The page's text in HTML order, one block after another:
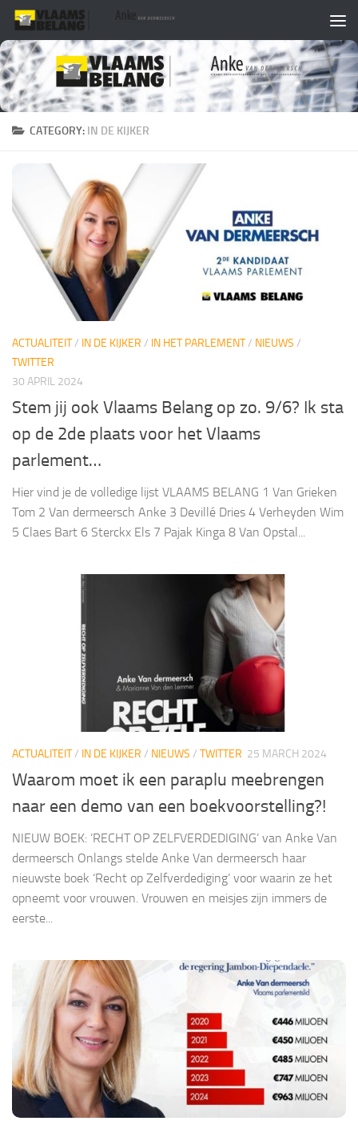
Skip to content
CATEGORY: IN DE KIJKER
ACTUALITEIT/ IN DE KIJKER / IN HET PARLEMENT/ NIEUWS /
TWITTER
30 APRIL 2024
Stem jij ook Vlaams Belang op zo. 9/6? Ik sta
op de 2de plaats voor het Vlaams
parlement…
Hier vind je de volledige lijst VLAAMS BELANG 1 Van Grieken
Tom 2 Van dermeersch Anke 3 Devillé Dries 4 Verheyden Wim
5 Claes Bart 6 Sterckx Els 7 Pajak Kinga 8 Van Opstal...
ACTUALITEIT/ IN DE KIJKER / NIEUWS / TWITTER 25 MARCH 2024
Waarom moet ik een paraplu meebrengen
naar een demo van een boekvoorstelling?!
NIEUW BOEK: ‘RECHT OP ZELFVERDEDIGING’ van Anke Van
dermeersch Onlangs stelde Anke Van dermeersch haar
nieuwste boek ‘Recht op Zelfverdediging’ voor waarin ze het
opneemt voor vrouwen. Vrouwen en meisjes zijn immers de
eerste...